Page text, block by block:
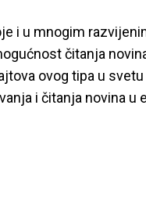
i u mnogim
čitanja
ovog tipa u
i čitanja novina u